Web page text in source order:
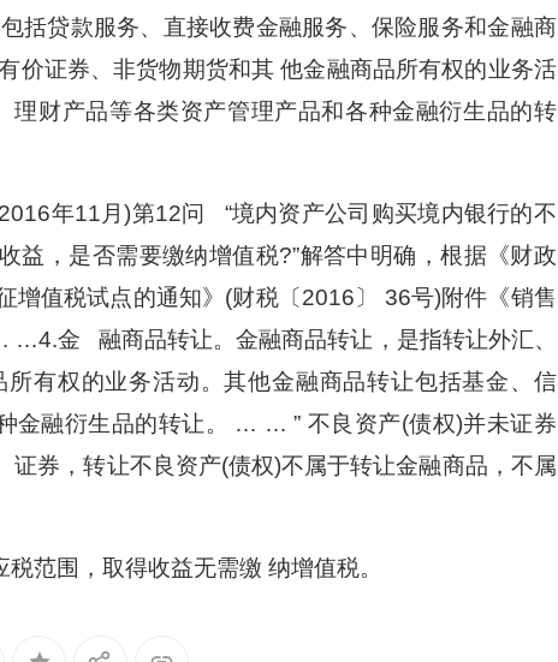
括贷款服务、直接收费金融服务、保险服务和金融商
价证券、非货物期货和其 他金融商品所有权的业务活
财产品等各类资产管理产品和各种金融衍生品的转
年11月)第12问 “境内资产公司购买境内银行的不
，是否需要缴纳增值税?”解答中明确，根据《财政
值税试点的通知》(财税〔2016〕 36号)附件《销售
…4.金 融商品转让。金融商品转让，是指转让外汇、
有权的业务活动。其他金融商品转让包括基金、信
金融衍生品的转让。 … … ” 不良资产(债权)并未证券
券，转让不良资产(债权)不属于转让金融商品，不属
范围，取得收益无需缴 纳增值税。